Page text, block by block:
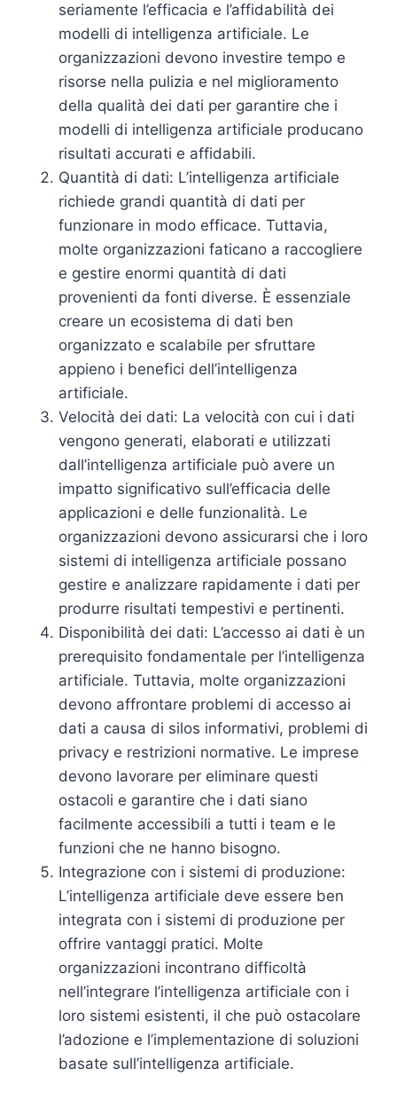
seriamente l’efficacia e l’affidabilità dei
modelli di intelligenza artificiale. Le
organizzazioni devono investire tempo e
risorse nella pulizia e nel miglioramento
della qualità dei dati per garantire che i
modelli di intelligenza artificiale producano
risultati accurati e affidabili.
Quantità di dati: L’intelligenza artificiale
richiede grandi quantità di dati per
funzionare in modo efficace. Tuttavia,
molte organizzazioni faticano a raccogliere
e gestire enormi quantità di dati
provenienti da fonti diverse. È essenziale
creare un ecosistema di dati ben
organizzato e scalabile per sfruttare
appieno i benefici dell’intelligenza
artificiale.
Velocità dei dati: La velocità con cui i dati
vengono generati, elaborati e utilizzati
dall’intelligenza artificiale può avere un
impatto significativo sull’efficacia delle
applicazioni e delle funzionalità. Le
organizzazioni devono assicurarsi che i loro
sistemi di intelligenza artificiale possano
gestire e analizzare rapidamente i dati per
produrre risultati tempestivi e pertinenti.
Disponibilità dei dati: L’accesso ai dati è un
prerequisito fondamentale per l’intelligenza
artificiale. Tuttavia, molte organizzazioni
devono affrontare problemi di accesso ai
dati a causa di silos informativi, problemi di
privacy e restrizioni normative. Le imprese
devono lavorare per eliminare questi
ostacoli e garantire che i dati siano
facilmente accessibili a tutti i team e le
funzioni che ne hanno bisogno.
Integrazione con i sistemi di produzione:
L’intelligenza artificiale deve essere ben
integrata con i sistemi di produzione per
offrire vantaggi pratici. Molte
organizzazioni incontrano difficoltà
nell’integrare l’intelligenza artificiale con i
loro sistemi esistenti, il che può ostacolare
l’adozione e l’implementazione di soluzioni
basate sull’intelligenza artificiale.